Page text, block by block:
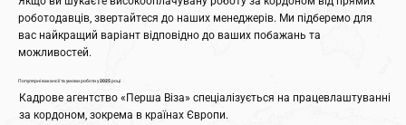
роботодавців, звертайтеся до наших менеджерів. Ми підберемо для
вас найкращий варіант відповідно до ваших побажань та
можливостей.
Популярні вакансії та умови роботи у 2025 році
Кадрове агентство «Перша Віза» спеціалізується на працевлаштуванні
за кордоном, зокрема в країнах Європи.